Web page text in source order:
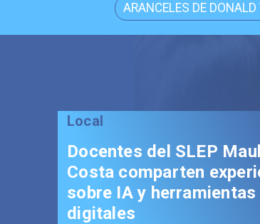
ARANCELES DE
Local
Docentes del SLEP
Costa comparten
sobre IA y herramientas
digitales